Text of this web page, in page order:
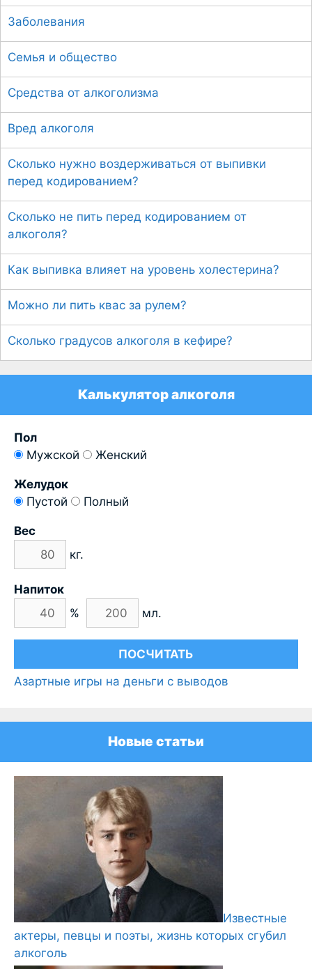
Заболевания
Семья и общество
Средства от алкоголизма
Вред алкоголя
Сколько нужно воздерживаться от выпивки
перед кодированием?
Сколько не пить перед кодированием от
алкоголя?
Как выпивка влияет на уровень холестерина?
Можно ли пить квас за рулем?
Сколько градусов алкоголя в кефире?
Калькулятор алкоголя
Пол
Мужской
Женский
Желудок
Пустой
Полный
Вес
кг.
Напиток
%
мл.
Азартные игры на деньги с выводов
Новые статьи
Известные
актеры, певцы и поэты, жизнь которых сгубил
алкоголь